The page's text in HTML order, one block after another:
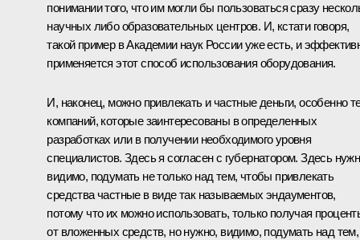
понимании того, что им могли бы пользоваться сразу
научных либо образовательных центров. И, кстати говоря,
такой пример в Академии наук России уже есть, и
применяется этот способ использования оборудования.
И, наконец, можно привлекать и частные деньги, особенно
компаний, которые заинтересованы в определенных
разработках или в получении необходимого уровня
специалистов. Здесь я согласен с губернатором. Здесь
видимо, подумать не только над тем, чтобы привлекать
средства частные в виде так называемых эндаументов,
потому что их можно использовать, только получая
от вложенных средств, но нужно, видимо, подумать над тем,